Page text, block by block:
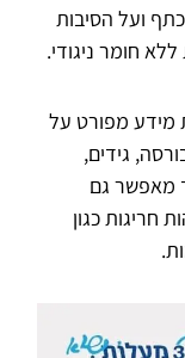
ועל הסיבות
חומר ניגודי.
מפורט על
גידים,
מאפשר גם
חריגות כגון